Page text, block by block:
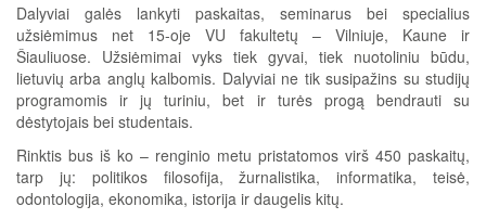
Dalyviai galės lankyti paskaitas, seminarus bei specialius
užsiėmimus net 15-oje VU fakultetų – Vilniuje, Kaune ir
Šiauliuose. Užsiėmimai vyks tiek gyvai, tiek nuotoliniu būdu,
lietuvių arba anglų kalbomis. Dalyviai ne tik susipažins su studijų
programomis ir jų turiniu, bet ir turės progą bendrauti su
dėstytojais bei studentais.
Rinktis bus iš ko – renginio metu pristatomos virš 450 paskaitų,
tarp jų: politikos filosofija, žurnalistika, informatika, teisė,
odontologija, ekonomika, istorija ir daugelis kitų.